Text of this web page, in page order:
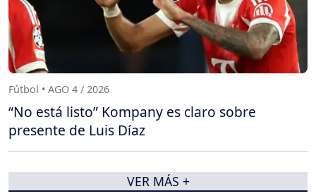
Fútbol • AGO 4 / 2026
“No está listo” Kompany es claro sobre
presente de Luis Díaz
VER MÁS +